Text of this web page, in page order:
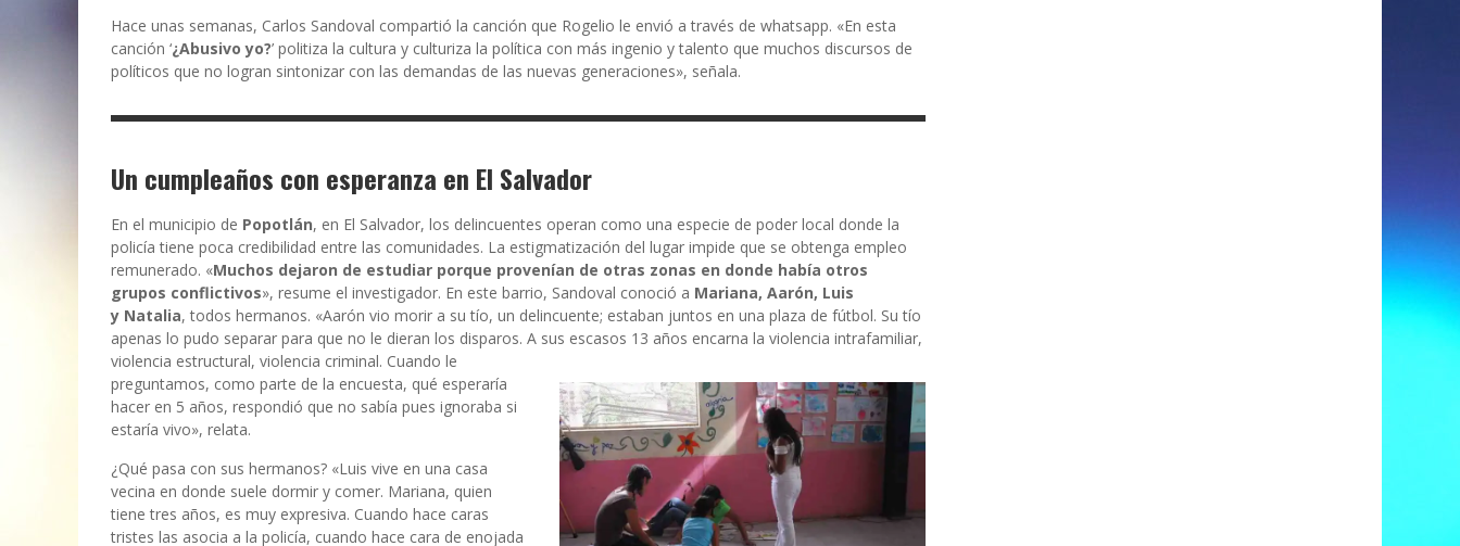
Hace unas semanas, Carlos Sandoval compartió la canción que Rogelio le envió a través de whatsapp. «En esta
canción ‘¿Abusivo yo?’ politiza la cultura y culturiza la política con más ingenio y talento que muchos discursos de
políticos que no logran sintonizar con las demandas de las nuevas generaciones», señala.
Un cumpleaños con esperanza en El Salvador
En el municipio de Popotlán, en El Salvador, los delincuentes operan como una especie de poder local donde la
policía tiene poca credibilidad entre las comunidades. La estigmatización del lugar impide que se obtenga empleo
remunerado. «Muchos dejaron de estudiar porque provenían de otras zonas en donde había otros
grupos conflictivos», resume el investigador. En este barrio, Sandoval conoció a Mariana, Aarón, Luis
y Natalia, todos hermanos. «Aarón vio morir a su tío, un delincuente; estaban juntos en una plaza de fútbol. Su tío
apenas lo pudo separar para que no le dieran los disparos. A sus escasos 13 años encarna la violencia intrafamiliar,
violencia estructural, violencia criminal. Cuando le
preguntamos, como parte de la encuesta, qué esperaría
hacer en 5 años, respondió que no sabía pues ignoraba si
estaría vivo», relata.
¿Qué pasa con sus hermanos? «Luis vive en una casa
vecina en donde suele dormir y comer. Mariana, quien
tiene tres años, es muy expresiva. Cuando hace caras
tristes las asocia a la policía, cuando hace cara de enojada